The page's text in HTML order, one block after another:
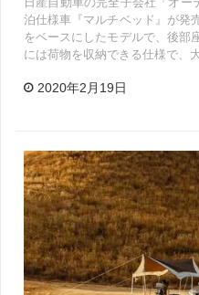
泊仕様車『マルチベッド』が発
をベースにしたモデルで、後部
には荷物を収納できる仕様で、
2020年2月19日